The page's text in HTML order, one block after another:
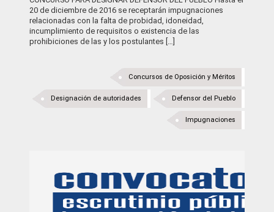
20 de diciembre de 2016 se receptarán impugnaciones
relacionadas con la falta de probidad, idoneidad,
incumplimiento de requisitos o existencia de las
prohibiciones de las y los postulantes […]
Concursos de Oposición y Méritos
Defensor del Pueblo
Designación de autoridades
Impugnaciones